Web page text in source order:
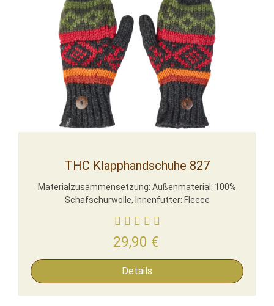
THC Klapphandschuhe 827
Materialzusammensetzung: Außenmaterial: 100%
Schafschurwolle, Innenfutter: Fleece
29,90 €
Details